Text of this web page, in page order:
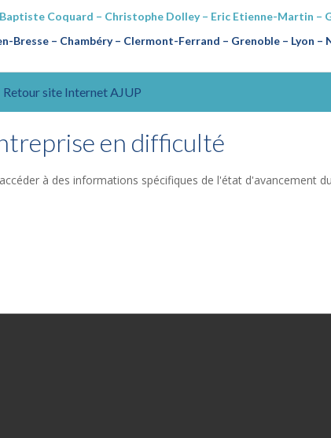
Coquard – Christophe Dolley – Eric Etienne-Martin –
Bresse – Chambéry – Clermont-Ferrand – Grenoble – Lyon
Retour site Internet AJUP
en difficulté
à des informations spécifiques de l'état d'avancement